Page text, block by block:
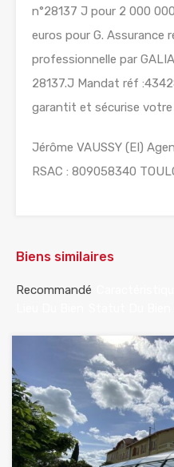
n°28137 J pour 2 000
euros pour G. Assurance
professionnelle par
28137.J Mandat réf
garantit et sécurise votre
Jérôme VAUSSY (EI)
RSAC : 809058340
Biens similaires
Recommandé